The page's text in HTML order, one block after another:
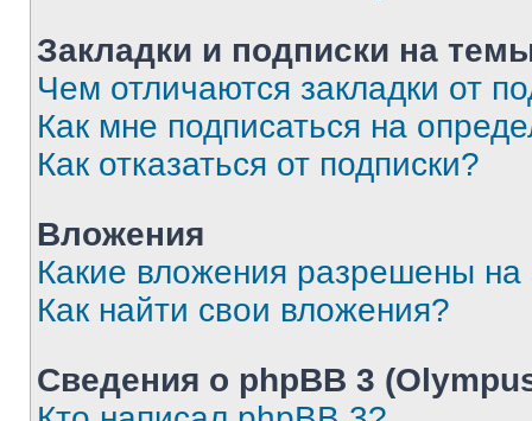
Закладки и подписки на
Чем отличаются закладки от
Как мне подписаться на
Как отказаться от подписки?
Вложения
Какие вложения разрешены
Как найти свои вложения?
Сведения о phpBB 3